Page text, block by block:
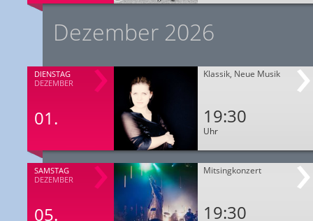
Dezember 2026
DIENSTAG
DEZEMBER
01.
Klassik, Neue Musik
19:30
Uhr
SAMSTAG
DEZEMBER
05.
Mitsingkonzert
19:30